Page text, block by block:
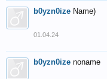
b0yzn0ize Name)
01.04.24
b0yzn0ize noname